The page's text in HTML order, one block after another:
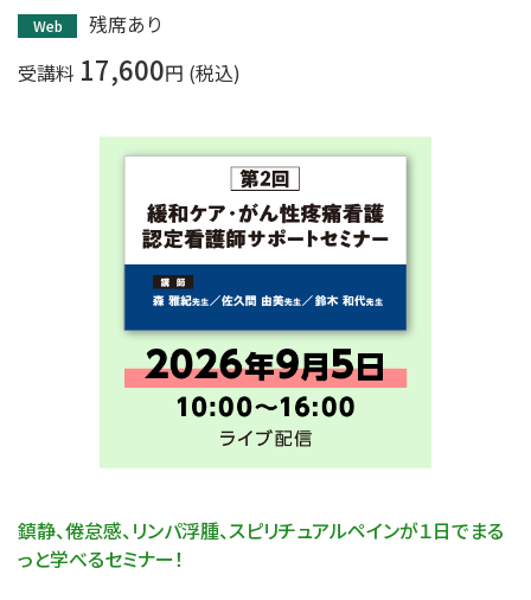
Web
残席あり
受講料 17,600円 (税込)
鎮静、倦怠感、リンパ浮腫、スピリチュアルペインが１日でまる
っと学べるセミナー！